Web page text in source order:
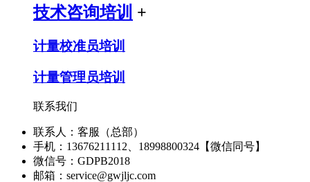
技术咨询培训 +
计量校准员培训
计量管理员培训
联系我们
联系人：客服（总部）
手机：13676211112、18998800324【微信同号】
微信号：GDPB2018
邮箱：service@gwjljc.com